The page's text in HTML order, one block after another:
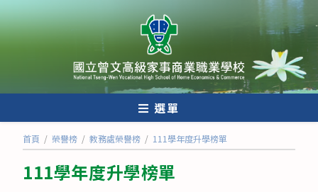
跳
轉
至
內
選單
首頁 / 榮譽榜 / 教務處榮譽榜 / 111學年度升學榜單
111學年度升學榜單